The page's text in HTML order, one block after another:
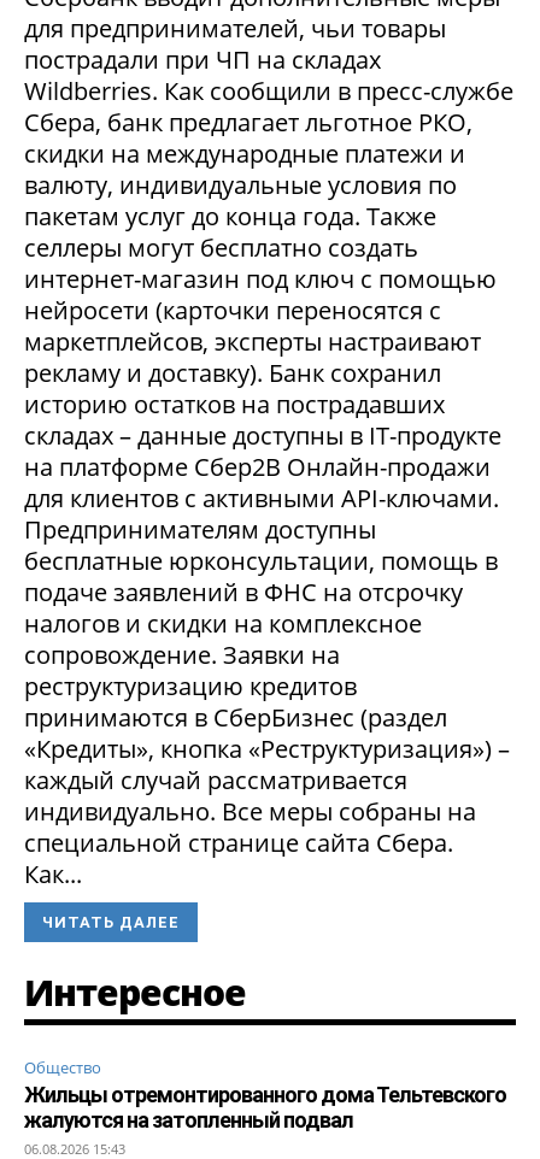
для предпринимателей, чьи товары
пострадали при ЧП на складах
Wildberries. Как сообщили в пресс-службе
Сбера, банк предлагает льготное РКО,
скидки на международные платежи и
валюту, индивидуальные условия по
пакетам услуг до конца года. Также
селлеры могут бесплатно создать
интернет-магазин под ключ с помощью
нейросети (карточки переносятся с
маркетплейсов, эксперты настраивают
рекламу и доставку). Банк сохранил
историю остатков на пострадавших
складах – данные доступны в IT-продукте
на платформе Сбер2В Онлайн-продажи
для клиентов с активными API-ключами.
Предпринимателям доступны
бесплатные юрконсультации, помощь в
подаче заявлений в ФНС на отсрочку
налогов и скидки на комплексное
сопровождение. Заявки на
реструктуризацию кредитов
принимаются в СберБизнес (раздел
«Кредиты», кнопка «Реструктуризация») –
каждый случай рассматривается
индивидуально. Все меры собраны на
специальной странице сайта Сбера.
Как...
ЧИТАТЬ ДАЛЕЕ
Интересное
Общество
Жильцы отремонтированного дома Тельтевского
жалуются на затопленный подвал
06.08.2026 15:43